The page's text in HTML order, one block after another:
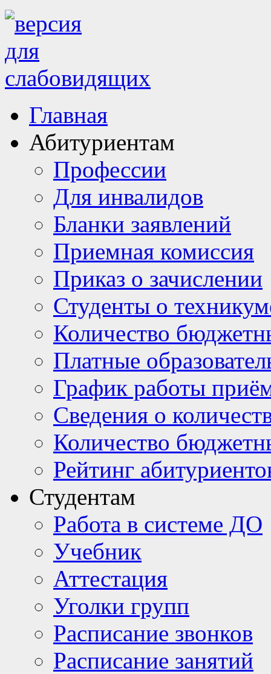
Главная
Абитуриентам
Профессии
Для инвалидов
Бланки заявлений
Приемная комиссия
Приказ о зачислении
Студенты о
Количество
Платные
График работы
Сведения о
Количество
Рейтинг
Студентам
Работа в системе ДО
Учебник
Аттестация
Уголки групп
Расписание звонков
Расписание занятий